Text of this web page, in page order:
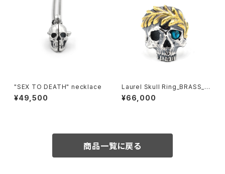
"SEX TO DEATH" necklace
¥49,500
Laurel Skull Ring_BRASS_(t
urquoise)
¥66,000
商品一覧に戻る